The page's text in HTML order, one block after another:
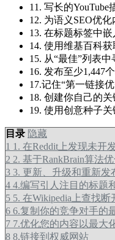
11. 写长的YouTube
12. 为语义SEO优化
13. 在标题标签中
14. 使用维基百科
15. 从“最佳”列表
16. 发布至少1,447
17.记住“第一链接
18. 创建你自己的关
19. 使用创意种子关
目录 隐藏
1 1. 在Reddit上发现未开
2 2. 基于RankBrain算法
3 3. 更新、升级和重新发
4 4.编写引人注目的标题
5 5. 在Wikipedia上查找
6 6.复制你的竞争对手的
7 7.优化您的内容以最大
8 8.链接到权威网站